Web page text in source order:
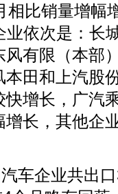
相比销量增幅
依次是：长
有限（本部
田和上汽股
增长，广汽
长，其他企
车企业共出